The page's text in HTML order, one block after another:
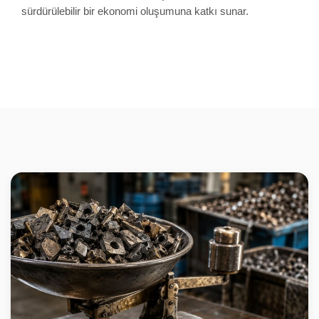
sürdürülebilir bir ekonomi oluşumuna katkı sunar.